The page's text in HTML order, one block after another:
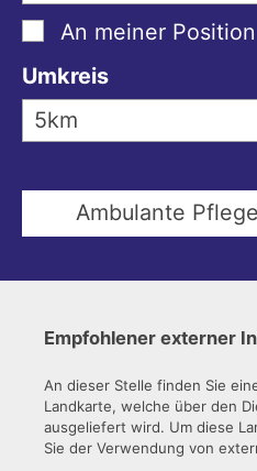
An meiner
Umkreis
Empfohlener externer
An dieser Stelle finden Sie
Landkarte, welche über den
ausgeliefert wird. Um diese
Sie der Verwendung von